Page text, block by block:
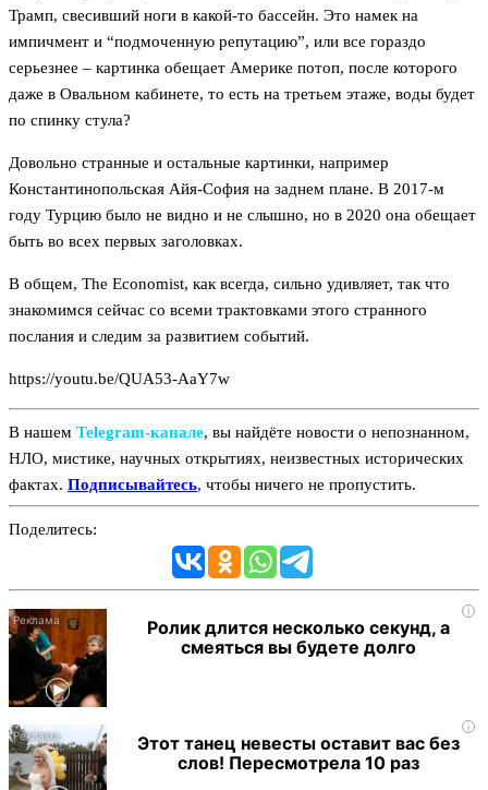
Трамп, свесивший ноги в какой-то бассейн. Это намек на
импичмент и “подмоченную репутацию”, или все гораздо
серьезнее – картинка обещает Америке потоп, после которого
даже в Овальном кабинете, то есть на третьем этаже, воды будет
по спинку стула?
Довольно странные и остальные картинки, например
Константинопольская Айя-София на заднем плане. В 2017-м
году Турцию было не видно и не слышно, но в 2020 она обещает
быть во всех первых заголовках.
В общем, The Economist, как всегда, сильно удивляет, так что
знакомимся сейчас со всеми трактовками этого странного
послания и следим за развитием событий.
https://youtu.be/QUA53-AaY7w
В нашем Telegram‑канале, вы найдёте новости о непознанном,
НЛО, мистике, научных открытиях, неизвестных исторических
фактах. Подписывайтесь, чтобы ничего не пропустить.
Поделитесь:
i
Ролик длится несколько секунд, а
смеяться вы будете долго
i
Этот танец невесты оставит вас без
слов! Пересмотрела 10 раз